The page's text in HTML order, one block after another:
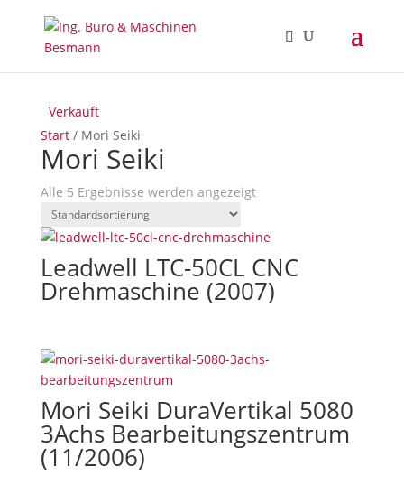
Start/ Mori Seiki
Mori Seiki
Alle 5 Ergebnisse werden angezeigt
Leadwell LTC-50CL CNC
Drehmaschine (2007)
Mori Seiki DuraVertikal 5080
3Achs Bearbeitungszentrum
(11/2006)
Verkauft